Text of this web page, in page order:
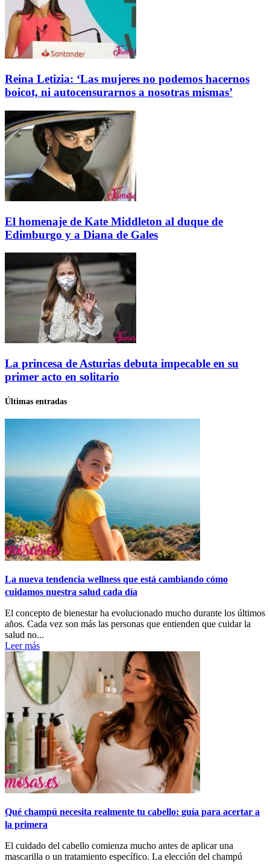
Reina Letizia: ‘Las mujeres no podemos hacernos
boicot, ni autocensurarnos a nosotras mismas’
El homenaje de Kate Middleton al duque de
Edimburgo y a Diana de Gales
La princesa de Asturias debuta impecable en su
primer acto en solitario
Últimas entradas
La nueva tendencia wellness que está cambiando cómo
cuidamos nuestra salud cada día
El concepto de bienestar ha evolucionado mucho durante los últimos
años. Cada vez son más las personas que entienden que cuidar la
salud no...
Leer más
Qué champú necesita realmente tu cabello: guía para acertar a
la primera
El cuidado del cabello comienza mucho antes de aplicar una
mascarilla o un tratamiento específico. La elección del champú